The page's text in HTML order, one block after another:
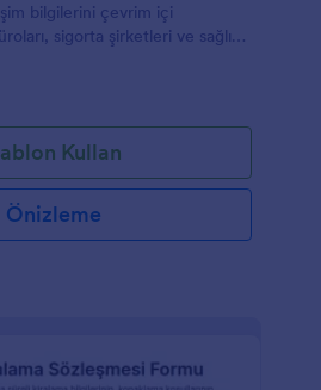
bilgilerini çevrim içi
sigorta şirketleri ve sağlık
Kullan
Önizleme